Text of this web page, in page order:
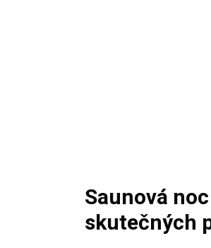
Saunová
skutečných